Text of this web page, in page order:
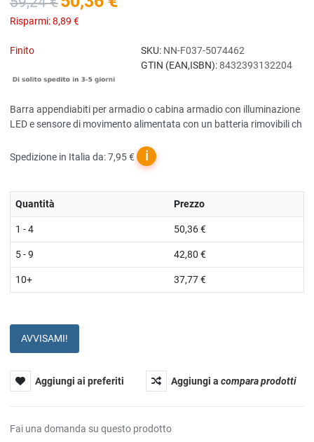
Risparmi:8,89 €
Finito SKU: NN-F037-5074462
GTIN (EAN,ISBN): 8432393132204
Barra appendiabiti per armadio o cabina armadio con illuminazione
LED e sensore di movimento alimentata con un batteria rimovibili ch
Spedizione in Italia da: 7,95 € ℹ
Quantità Prezzo
1 - 4 50,36 €
5 - 9 42,80 €
10+ 37,77 €
AVVISAMI!
Aggiungi ai preferiti Aggiungi acompara prodotti
Fai una domanda su questo prodotto